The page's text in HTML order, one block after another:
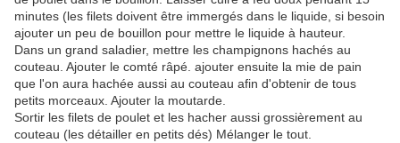
minutes (les filets doivent être immergés dans le liquide, si besoin
ajouter un peu de bouillon pour mettre le liquide à hauteur.
Dans un grand saladier, mettre les champignons hachés au
couteau. Ajouter le comté râpé. ajouter ensuite la mie de pain
que l'on aura hachée aussi au couteau afin d'obtenir de tous
petits morceaux. Ajouter la moutarde.
Sortir les filets de poulet et les hacher aussi grossièrement au
couteau (les détailler en petits dés) Mélanger le tout.